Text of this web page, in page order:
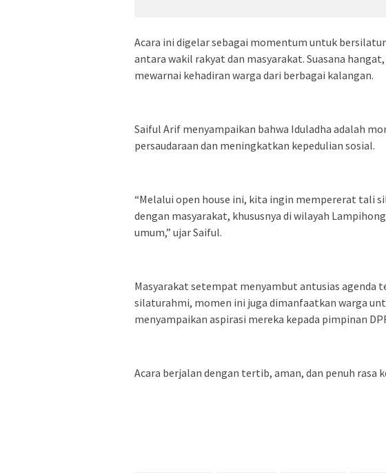
Acara ini digelar sebagai momentum untuk
antara wakil rakyat dan masyarakat. Suasana
mewarnai kehadiran warga dari berbagai kalangan.
Saiful Arif menyampaikan bahwa Iduladha adalah
persaudaraan dan meningkatkan kepedulian sosial.
“Melalui open house ini, kita ingin mempererat tali
dengan masyarakat, khususnya di wilayah
umum,” ujar Saiful.
Masyarakat setempat menyambut antusias agenda
silaturahmi, momen ini juga dimanfaatkan warga
menyampaikan aspirasi mereka kepada pimpinan
Acara berjalan dengan tertib, aman, dan penuh rasa